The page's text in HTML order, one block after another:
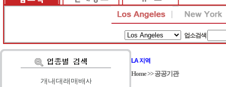
업소검색
가| 나| 다| 라| 마| 바| 사
LA 지역
Home>>공공기관